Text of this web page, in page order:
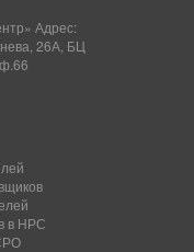
Адрес:
26А, БЦ
в НРС